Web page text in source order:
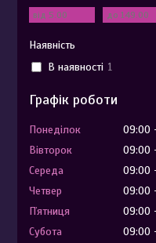
Наявність
В наявності 1
Графік роботи
Понеділок 09:00
Вівторок
09:00
Середа
09:00
Четвер
09:00
Пʼятниця
09:00
Субота
09:00